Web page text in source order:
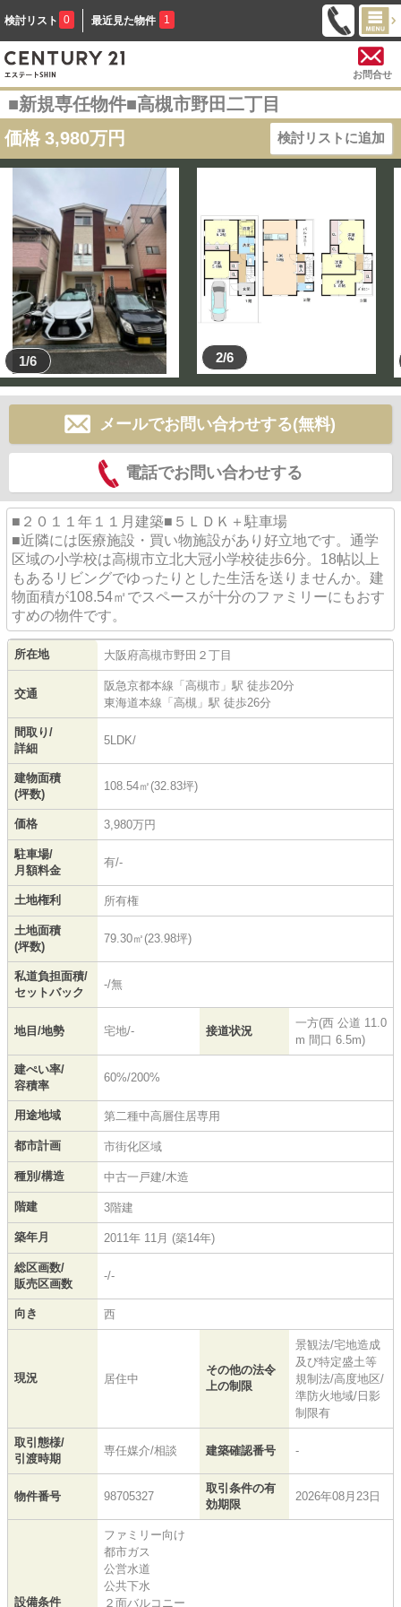
検討リスト 0 最近見た物件 1
お問合せ
■新規専任物件■高槻市野田二丁目
価格 3,980万円 検討リストに追加
1/6 2/6
メールでお問い合わせする(無料)
電話でお問い合わせする
■２０１１年１１月建築■５ＬＤＫ＋駐車場
■近隣には医療施設・買い物施設があり好立地です。通学
区域の小学校は高槻市立北大冠小学校徒歩6分。18帖以上
もあるリビングでゆったりとした生活を送りませんか。建
物面積が108.54㎡でスペースが十分のファミリーにもおす
すめの物件です。
所在地 大阪府高槻市野田 ２丁目
交通
阪急京都本線 「 高槻市 」駅 徒歩20分
東海道本線 「 高槻 」駅 徒歩26分
間取り/
詳細
5LDK/
建物面積
(坪数)
108.54㎡(32.83坪)
価格 3,980万円
駐車場/
月額料金
有/-
土地権利 所有権
土地面積
(坪数)
79.30㎡(23.98坪)
私道負担面積/
セットバック
-/無
地目/地勢 宅地/- 接道状況
一方(西 公道 11.0
m 間口 6.5m)
建ぺい率/
容積率
60%/200%
用途地域 第二種中高層住居専用
都市計画 市街化区域
種別/構造 中古一戸建/木造
階建 3階建
築年月 2011年 11月 (築14年)
総区画数/
販売区画数
-/-
向き 西
現況 居住中
その他の法令
上の制限
景観法/宅地造成
及び特定盛土等
規制法/高度地区/
準防火地域/日影
制限有
取引態様/
引渡時期
専任媒介/相談 建築確認番号 -
物件番号 98705327
取引条件の有
効期限
2026年08月23日
設備条件
ファミリー向け
都市ガス
公営水道
公共下水
２面バルコニー